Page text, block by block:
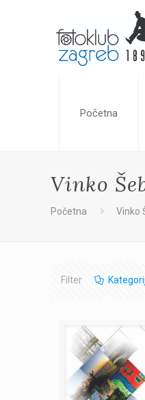
Početna
Vinko
Početna Vinko
Filter